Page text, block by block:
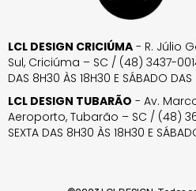
LCL DESIGN CRICIÚMA - R. Júlio
Sul, Criciúma – SC / (48) 3437-0014
DAS 8H30 ÀS 18H30 E SÁBADO
LCL DESIGN TUBARÃO - Av.
Aeroporto, Tubarão – SC / (48)
SEXTA DAS 8H30 ÀS 18H30 E